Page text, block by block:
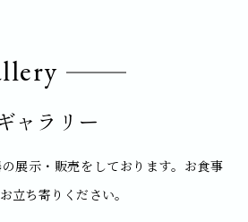
ャラリー
展示・販売をしております。 お食事
立ち寄りください。